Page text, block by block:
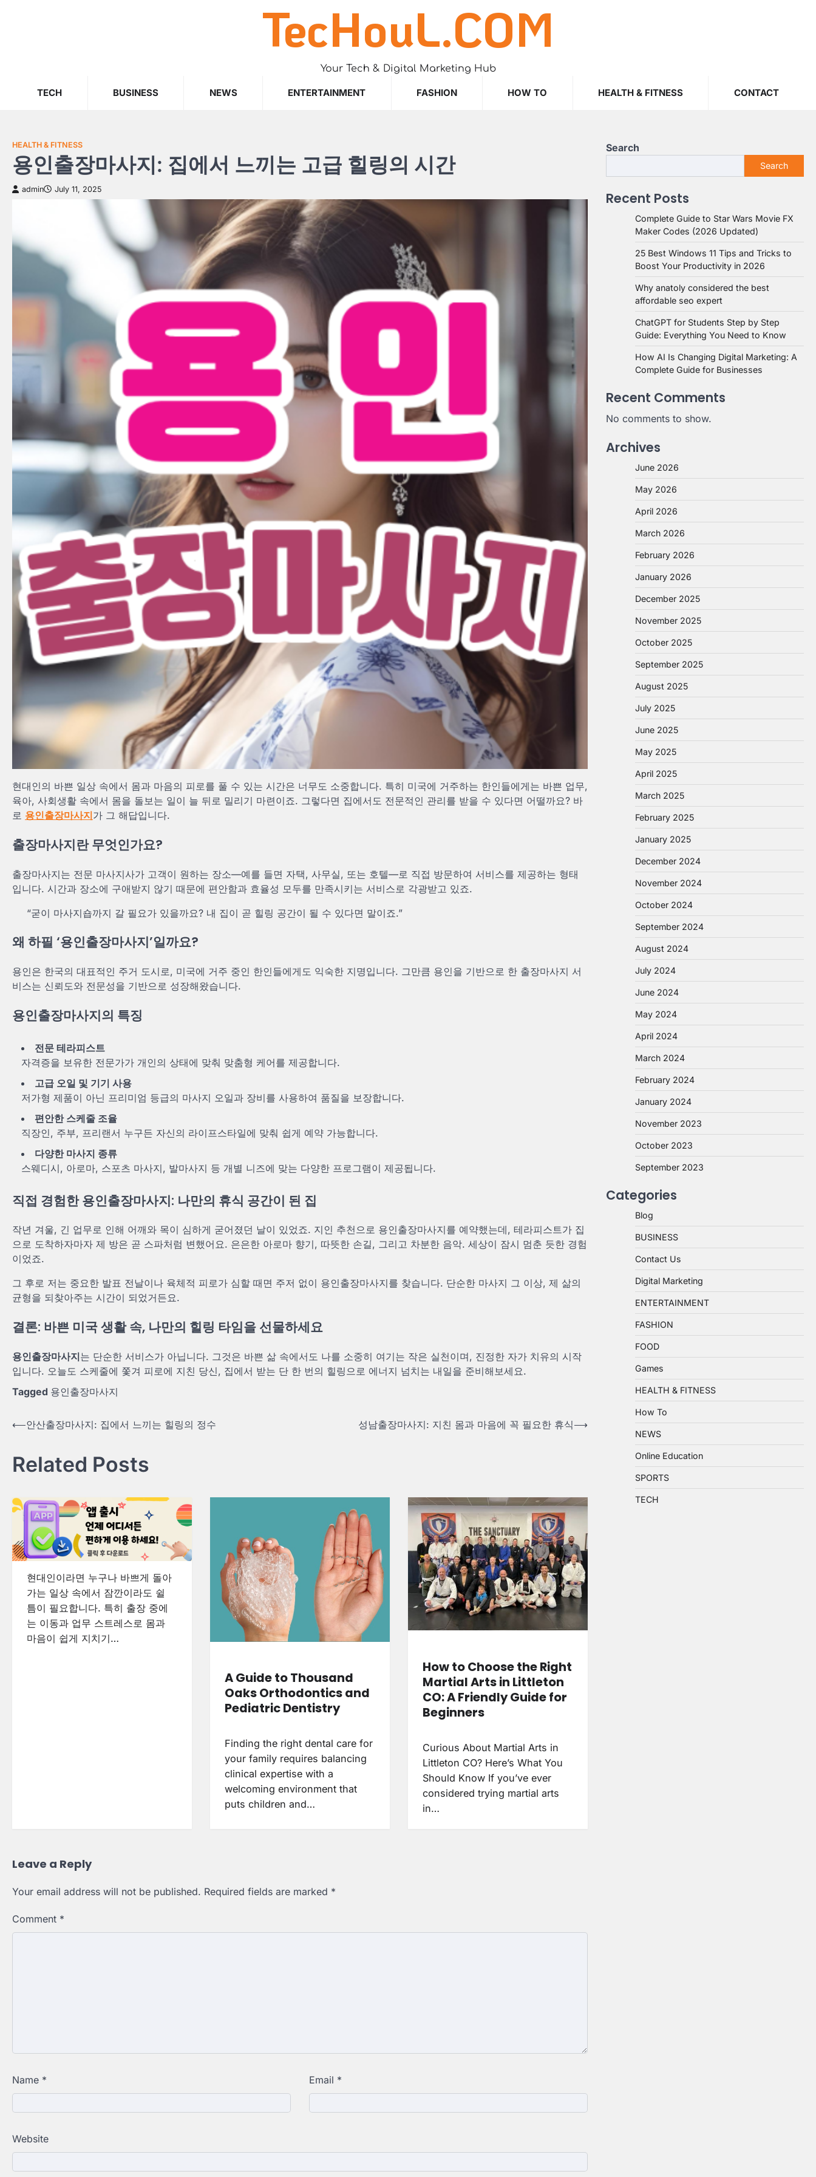
TecHouL.COM
Your Tech & Digital Marketing Hub
TECH BUSINESS NEWS ENTERTAINMENT FASHION HOW TO HEALTH & FITNESS CONTACT
HEALTH & FITNESS
용인출장마사지: 집에서 느끼는 고급 힐링의 시간
admin July 11, 2025
현대인의 바쁜 일상 속에서 몸과 마음의 피로를 풀 수 있는 시간은 너무도 소중합니다. 특히 미국에 거주하는 한인들에게는 바쁜 업무,
육아, 사회생활 속에서 몸을 돌보는 일이 늘 뒤로 밀리기 마련이죠. 그렇다면 집에서도 전문적인 관리를 받을 수 있다면 어떨까요? 바
로 용인출장마사지가 그 해답입니다.
출장마사지란 무엇인가요?
출장마사지는 전문 마사지사가 고객이 원하는 장소—예를 들면 자택, 사무실, 또는 호텔—로 직접 방문하여 서비스를 제공하는 형태
입니다. 시간과 장소에 구애받지 않기 때문에 편안함과 효율성 모두를 만족시키는 서비스로 각광받고 있죠.
“굳이 마사지숍까지 갈 필요가 있을까요? 내 집이 곧 힐링 공간이 될 수 있다면 말이죠.”
왜 하필 ‘용인출장마사지’일까요?
용인은 한국의 대표적인 주거 도시로, 미국에 거주 중인 한인들에게도 익숙한 지명입니다. 그만큼 용인을 기반으로 한 출장마사지 서
비스는 신뢰도와 전문성을 기반으로 성장해왔습니다.
용인출장마사지의 특징
전문 테라피스트
자격증을 보유한 전문가가 개인의 상태에 맞춰 맞춤형 케어를 제공합니다.
고급 오일 및 기기 사용
저가형 제품이 아닌 프리미엄 등급의 마사지 오일과 장비를 사용하여 품질을 보장합니다.
편안한 스케줄 조율
직장인, 주부, 프리랜서 누구든 자신의 라이프스타일에 맞춰 쉽게 예약 가능합니다.
다양한 마사지 종류
스웨디시, 아로마, 스포츠 마사지, 발마사지 등 개별 니즈에 맞는 다양한 프로그램이 제공됩니다.
직접 경험한 용인출장마사지: 나만의 휴식 공간이 된 집
작년 겨울, 긴 업무로 인해 어깨와 목이 심하게 굳어졌던 날이 있었죠. 지인 추천으로 용인출장마사지를 예약했는데, 테라피스트가 집
으로 도착하자마자 제 방은 곧 스파처럼 변했어요. 은은한 아로마 향기, 따뜻한 손길, 그리고 차분한 음악. 세상이 잠시 멈춘 듯한 경험
이었죠.
그 후로 저는 중요한 발표 전날이나 육체적 피로가 심할 때면 주저 없이 용인출장마사지를 찾습니다. 단순한 마사지 그 이상, 제 삶의
균형을 되찾아주는 시간이 되었거든요.
결론: 바쁜 미국 생활 속, 나만의 힐링 타임을 선물하세요
용인출장마사지는 단순한 서비스가 아닙니다. 그것은 바쁜 삶 속에서도 나를 소중히 여기는 작은 실천이며, 진정한 자가 치유의 시작
입니다. 오늘도 스케줄에 쫓겨 피로에 지친 당신, 집에서 받는 단 한 번의 힐링으로 에너지 넘치는 내일을 준비해보세요.
Tagged 용인출장마사지
Post
⟵안산출장마사지: 집에서 느끼는 힐링의 정수 성남출장마사지: 지친 몸과 마음에 꼭 필요한 휴식⟶
Related Posts
현대인이라면 누구나 바쁘게 돌아
가는 일상 속에서 잠깐이라도 쉴
틈이 필요합니다. 특히 출장 중에
는 이동과 업무 스트레스로 몸과
마음이 쉽게 지치기…
A Guide to Thousand
Oaks Orthodontics and
Pediatric Dentistry
Finding the right dental care for
your family requires balancing
clinical expertise with a
welcoming environment that
puts children and…
How to Choose the Right
Martial Arts in Littleton
CO: A Friendly Guide for
Beginners
Curious About Martial Arts in
Littleton CO? Here’s What You
Should Know If you’ve ever
considered trying martial arts
in…
Leave a Reply
Your email address will not be published. Required fields are marked *
Comment *
Name * Email *
Website
Search
Search
Recent Posts
Complete Guide to Star Wars Movie FX
Maker Codes (2026 Updated)
25 Best Windows 11 Tips and Tricks to
Boost Your Productivity in 2026
Why anatoly considered the best
affordable seo expert
ChatGPT for Students Step by Step
Guide: Everything You Need to Know
How AI Is Changing Digital Marketing: A
Complete Guide for Businesses
Recent Comments
No comments to show.
Archives
June 2026
May 2026
April 2026
March 2026
February 2026
January 2026
December 2025
November 2025
October 2025
September 2025
August 2025
July 2025
June 2025
May 2025
April 2025
March 2025
February 2025
January 2025
December 2024
November 2024
October 2024
September 2024
August 2024
July 2024
June 2024
May 2024
April 2024
March 2024
February 2024
January 2024
November 2023
October 2023
September 2023
Categories
Blog
BUSINESS
Contact Us
Digital Marketing
ENTERTAINMENT
FASHION
FOOD
Games
HEALTH & FITNESS
How To
NEWS
Online Education
SPORTS
TECH